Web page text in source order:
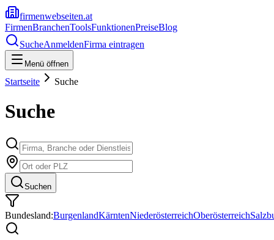
firmenwebseiten.at
FirmenBranchenToolsFunktionenPreiseBlog
SucheAnmeldenFirma eintragen
Menü öffnen
Startseite Suche
Suche
Suchen
Bundesland:BurgenlandKärntenNiederösterreichOberösterreich